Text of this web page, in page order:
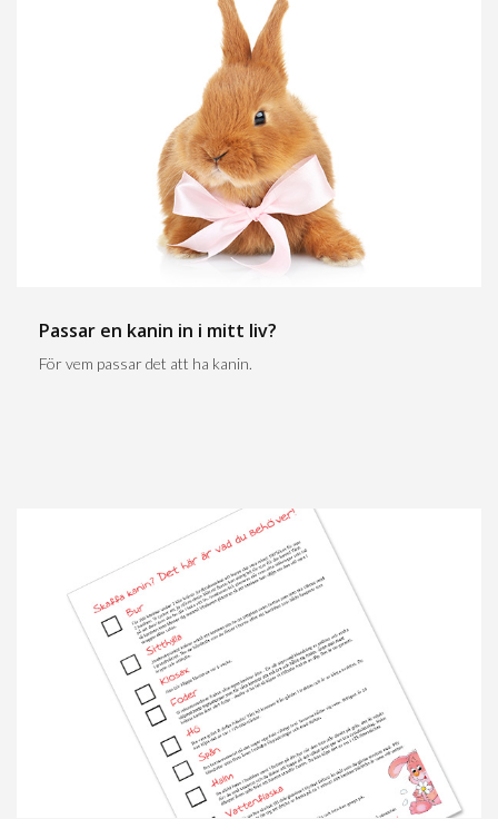
Passar en kanin in i mitt liv?
För vem passar det att ha kanin.